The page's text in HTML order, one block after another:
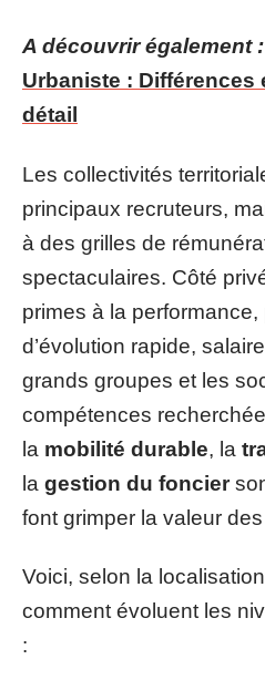
A découvrir également :
Urbaniste : Différences
détail
Les collectivités
principaux recruteurs,
à des grilles de
spectaculaires. Côté
primes à la
d’évolution rapide,
grands groupes et les
compétences
la mobilité durable, la
la gestion du foncier
font grimper la valeur
Voici, selon la
comment évoluent les
: